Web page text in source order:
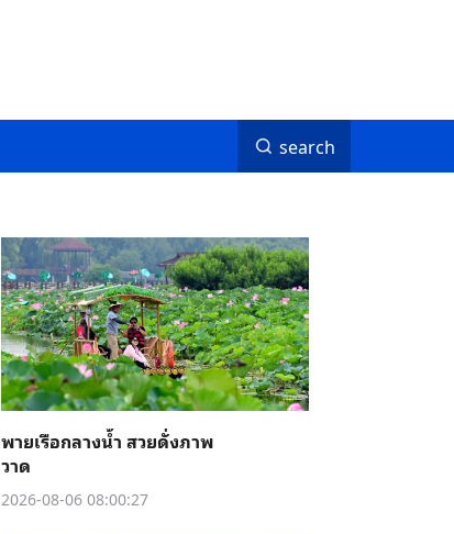
search
พายเรือกลางน้ำ สวยดั่งภาพ
วาด
2026-08-06 08:00:27